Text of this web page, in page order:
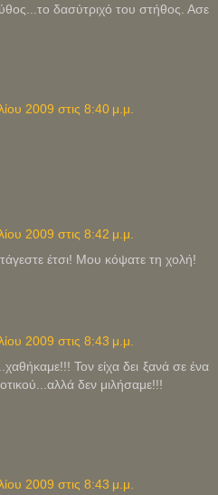
δασύτριχό του στήθος. Ασε
2009 στις 8:40 μ.μ.
2009 στις 8:42 μ.μ.
έτσι! Μου κόψατε τη χολή!
2009 στις 8:43 μ.μ.
Τον είχα δει ξανά σε ένα
δεν μιλήσαμε!!!
2009 στις 8:43 μ.μ.